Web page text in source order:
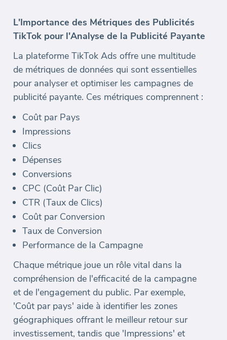
L'Importance des Métriques des Publicités
TikTok pour l'Analyse de la Publicité Payante
La plateforme TikTok Ads offre une multitude
de métriques de données qui sont essentielles
pour analyser et optimiser les campagnes de
publicité payante. Ces métriques comprennent :
Coût par Pays
Impressions
Clics
Dépenses
Conversions
CPC (Coût Par Clic)
CTR (Taux de Clics)
Coût par Conversion
Taux de Conversion
Performance de la Campagne
Chaque métrique joue un rôle vital dans la
compréhension de l'efficacité de la campagne
et de l'engagement du public. Par exemple,
'Coût par pays' aide à identifier les zones
géographiques offrant le meilleur retour sur
investissement, tandis que 'Impressions' et